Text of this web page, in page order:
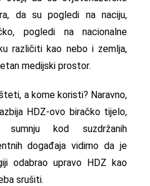
da su pogledi na naciju,
pogledi na nacionalne
različiti kao nebo i zemlja,
medijski prostor.
a kome koristi? Naravno,
HDZ-ovo biračko tijelo,
kod suzdržanih
događaja vidimo da je
odabrao upravo HDZ kao
srušiti.